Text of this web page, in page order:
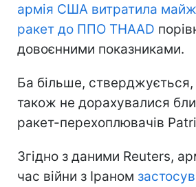
армія США витратила
ракет до ППО THAAD
довоєнними показниками.
Ба більше,
також не дорахувалися
ракет-перехоплювачів
Згідно з даними Reuters,
час війни з Іраном